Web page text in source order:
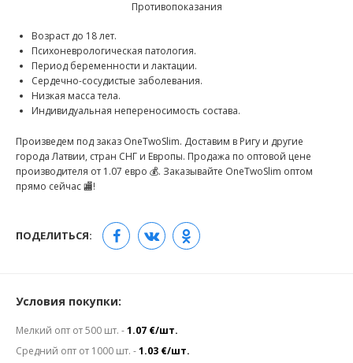
Противопоказания
Возраст до 18 лет.
Психоневрологическая патология.
Период беременности и лактации.
Сердечно-сосудистые заболевания.
Низкая масса тела.
Индивидуальная непереносимость состава.
Произведем под заказ OneTwoSlim. Доставим в Ригу и другие
города Латвии, стран СНГ и Европы. Продажа по оптовой цене
производителя от 1.07 евро 💰. Заказывайте OneTwoSlim оптом
прямо сейчас 🏬!
ПОДЕЛИТЬСЯ:
Условия покупки:
Мелкий опт от 500 шт. -1.07 €/шт.
Средний опт от 1000 шт. -1.03 €/шт.